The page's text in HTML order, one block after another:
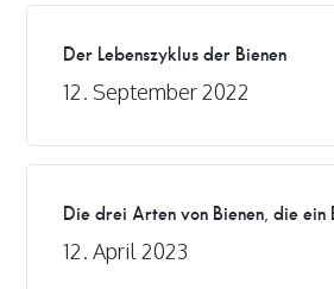
Der Lebenszyklus der Bienen
12. September 2022
Die drei Arten von Bienen, die ein
12. April 2023